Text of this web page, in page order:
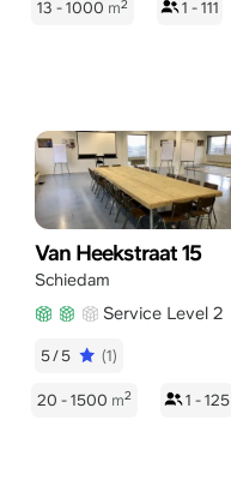
13 - 1000 m2 1 - 111
Van Heekstraat 15
Schiedam
Service Level 2
5/5 (1)
20 - 1500 m2 1 - 125